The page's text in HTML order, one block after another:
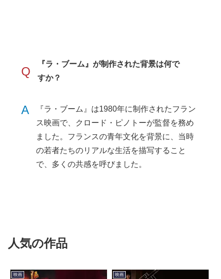
Q
『ラ・ブーム』が制作された背景は何で
すか？
A
『ラ・ブーム』は1980年に制作されたフラン
ス映画で、クロード・ピノトーが監督を務め
ました。フランスの青年文化を背景に、当時
の若者たちのリアルな生活を描写すること
で、多くの共感を呼びました。
人気の作品
映画 映画